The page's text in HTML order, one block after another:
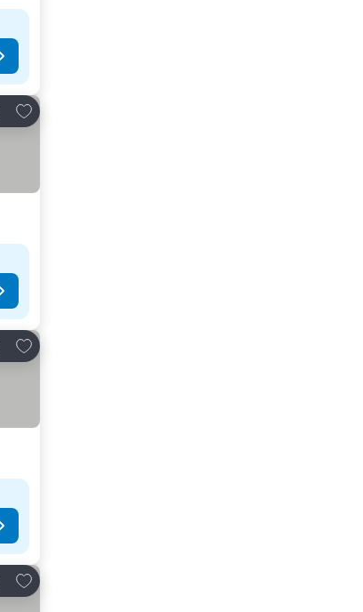
Lisää suosikkeihin
Lisää suosikkeihin
Lisää suosikkeihin